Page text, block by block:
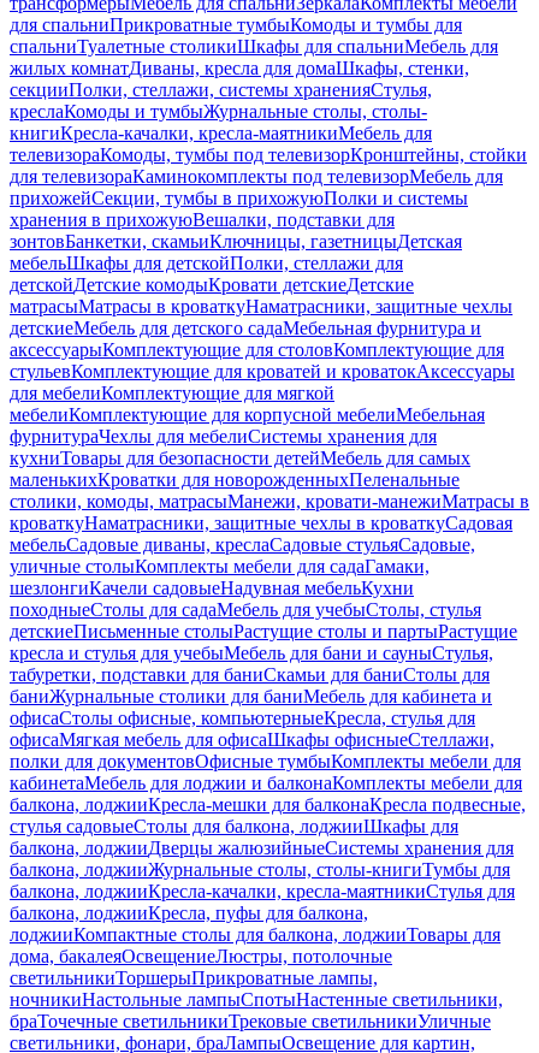
для спальниПрикроватные тумбыКомоды и тумбы для
спальниТуалетные столикиШкафы для спальниМебель для
жилых комнатДиваны, кресла для домаШкафы, стенки,
секцииПолки, стеллажи, системы храненияСтулья,
креслаКомоды и тумбыЖурнальные столы, столы-
книгиКресла-качалки, кресла-маятникиМебель для
телевизораКомоды, тумбы под телевизорКронштейны, стойки
для телевизораКаминокомплекты под телевизорМебель для
прихожейСекции, тумбы в прихожуюПолки и системы
хранения в прихожуюВешалки, подставки для
зонтовБанкетки, скамьиКлючницы, газетницыДетская
мебельШкафы для детскойПолки, стеллажи для
детскойДетские комодыКровати детскиеДетские
матрасыМатрасы в кроваткуНаматрасники, защитные чехлы
детскиеМебель для детского садаМебельная фурнитура и
аксессуарыКомплектующие для столовКомплектующие для
стульевКомплектующие для кроватей и кроватокАксессуары
для мебелиКомплектующие для мягкой
мебелиКомплектующие для корпусной мебелиМебельная
фурнитураЧехлы для мебелиСистемы хранения для
кухниТовары для безопасности детейМебель для самых
маленькихКроватки для новорожденныхПеленальные
столики, комоды, матрасыМанежи, кровати-манежиМатрасы в
кроваткуНаматрасники, защитные чехлы в кроваткуСадовая
мебельСадовые диваны, креслаСадовые стульяСадовые,
уличные столыКомплекты мебели для садаГамаки,
шезлонгиКачели садовыеНадувная мебельКухни
походныеСтолы для садаМебель для учебыСтолы, стулья
детскиеПисьменные столыРастущие столы и партыРастущие
кресла и стулья для учебыМебель для бани и сауныСтулья,
табуретки, подставки для баниСкамьи для баниСтолы для
баниЖурнальные столики для баниМебель для кабинета и
офисаСтолы офисные, компьютерныеКресла, стулья для
офисаМягкая мебель для офисаШкафы офисныеСтеллажи,
полки для документовОфисные тумбыКомплекты мебели для
кабинетаМебель для лоджии и балконаКомплекты мебели для
балкона, лоджииКресла-мешки для балконаКресла подвесные,
стулья садовыеСтолы для балкона, лоджииШкафы для
балкона, лоджииДверцы жалюзийныеСистемы хранения для
балкона, лоджииЖурнальные столы, столы-книгиТумбы для
балкона, лоджииКресла-качалки, кресла-маятникиСтулья для
балкона, лоджииКресла, пуфы для балкона,
лоджииКомпактные столы для балкона, лоджииТовары для
дома, бакалеяОсвещениеЛюстры, потолочные
светильникиТоршерыПрикроватные лампы,
ночникиНастольные лампыСпотыНастенные светильники,
браТочечные светильникиТрековые светильникиУличные
светильники, фонари, браЛампыОсвещение для картин,